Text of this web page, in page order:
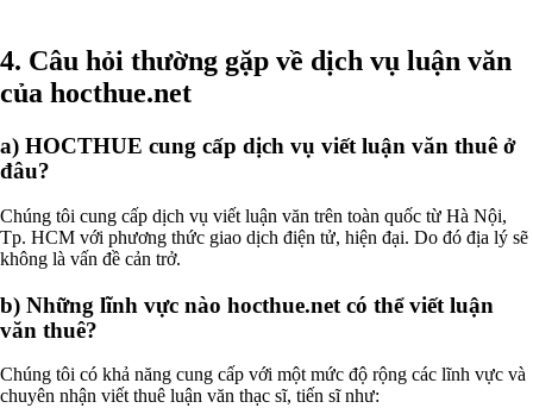
4. Câu hỏi thường gặp về dịch vụ luận văn
của hocthue.net
a) HOCTHUE cung cấp dịch vụ viết luận văn thuê ở
đâu?
Chúng tôi cung cấp dịch vụ viết luận văn trên toàn quốc từ Hà Nội,
Tp. HCM với phương thức giao dịch điện tử, hiện đại. Do đó địa lý sẽ
không là vấn đề cản trở.
b) Những lĩnh vực nào hocthue.net có thể viết luận
văn thuê?
Chúng tôi có khả năng cung cấp với một mức độ rộng các lĩnh vực và
chuyên nhận viết thuê luận văn thạc sĩ, tiến sĩ như: